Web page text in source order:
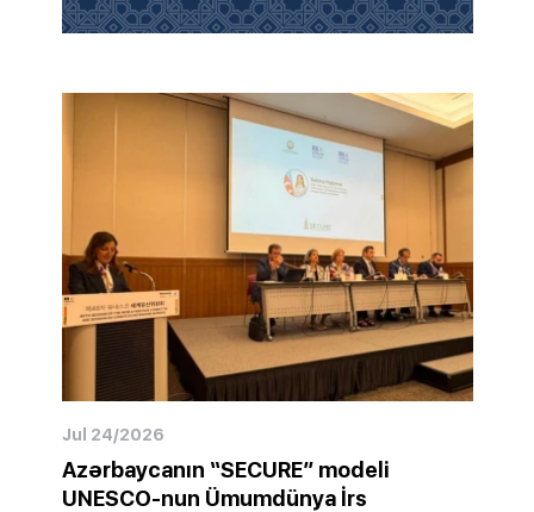
Jul 24/2026
Azərbaycanın “SECURE” modeli
UNESCO-nun Ümumdünya İrs